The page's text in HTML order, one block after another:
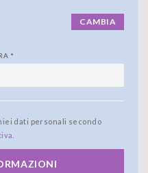
CAMBIA
*
dati personali secondo